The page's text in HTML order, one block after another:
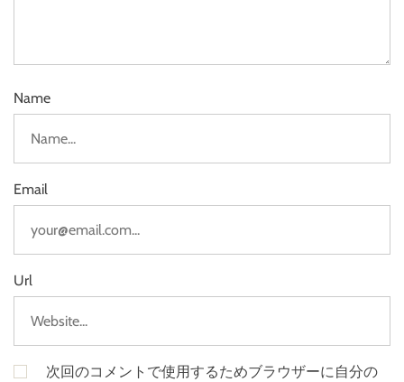
Name
Email
Url
次回のコメントで使用するためブラウザーに自分の